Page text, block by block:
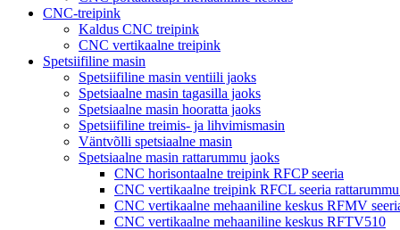
CNC-treipink
Kaldus CNC treipink
CNC vertikaalne treipink
Spetsiifiline masin
Spetsiifiline masin ventiili jaoks
Spetsiaalne masin tagasilla jaoks
Spetsiaalne masin hooratta jaoks
Spetsiifiline treimis- ja lihvimismasin
Väntvõlli spetsiaalne masin
Spetsiaalne masin rattarummu jaoks
CNC horisontaalne treipink RFCP seeria
CNC vertikaalne treipink RFCL seeria
CNC vertikaalne mehaaniline keskus RFMV
CNC vertikaalne mehaaniline keskus RFTV510